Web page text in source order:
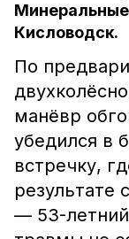
Кисловодск.
По
манёвр
убедился в
встречку,
результате
— 53-